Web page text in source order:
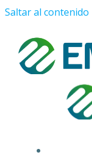
Saltar al contenido